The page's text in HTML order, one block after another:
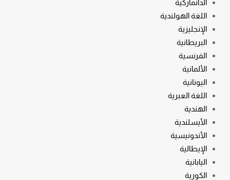
الدانماركية
اللغة الهولندية
الإنجليزية
البريطانية
الفرنسية
الألمانية
اليونانية
اللغة العبرية
الهندية
الأيسلندية
الأندونيسية
الإيطالية
اليابانية
الكورية